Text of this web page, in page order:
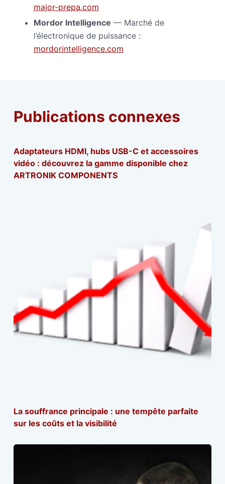
major-prepa.com
Mordor Intelligence — Marché de
l’électronique de puissance :
mordorintelligence.com
Publications connexes
Adaptateurs HDMI, hubs USB-C et accessoires
vidéo : découvrez la gamme disponible chez
ARTRONIK COMPONENTS
La souffrance principale : une tempête parfaite
sur les coûts et la visibilité